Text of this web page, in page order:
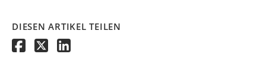
DIESEN ARTIKEL TEILEN